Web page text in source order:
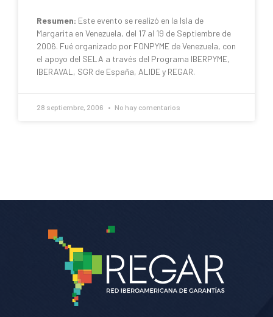
Resumen: Este evento se realizó en la Isla de
Margarita en Venezuela, del 17 al 19 de Septiembre de
2006. Fué organizado por FONPYME de Venezuela, con
el apoyo del SELA a través del Programa IBERPYME,
IBERAVAL, SGR de España, ALIDE y REGAR.
28 septiembre, 2006 No hay comentarios